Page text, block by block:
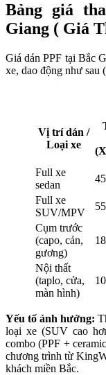
Bảng giá
Giang ( Giá
Giá dán PPF tại Bắc
xe, dao động như sau
Vị trí dán /
Loại xe
Full xe
sedan
Full xe
SUV/MPV
Cụm trước
(capo, cản,
gương)
Nội thất
(taplo, cửa,
màn hình)
Yếu tố ảnh hưởng:
loại xe (SUV cao
combo (PPF +
chương trình từ
khách miền Bắc.